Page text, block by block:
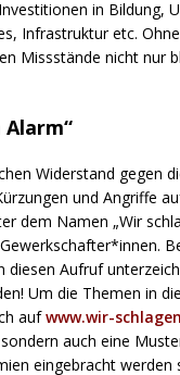
in Bildung,
Infrastruktur etc.
Missstände nicht nur
Alarm“
Widerstand gegen
und Angriffe
dem Namen „Wir
diesen Aufruf
Um die Themen in
aufwww.wir-
auch eine
eingebracht werden